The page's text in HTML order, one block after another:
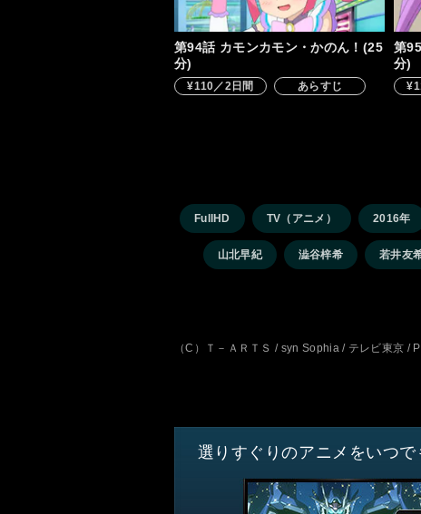
第94話 カモンカモン・かのん！(25
分)
¥110／2日間 あらすじ
第
分)
FullHD TV（アニメ） 2016年
山北早紀 澁谷梓希 若井友
（C）Ｔ－ＡＲＴＳ / syn Sophia / テレビ東京 /
選りすぐりのアニメをいつ